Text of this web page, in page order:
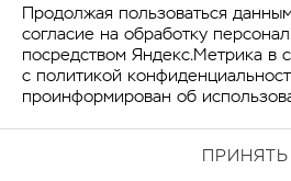
Продолжая пользоваться
согласие на обработку
посредством Яндекс.Метрика в
с политикой
проинформирован об
ПРИНЯТЬ